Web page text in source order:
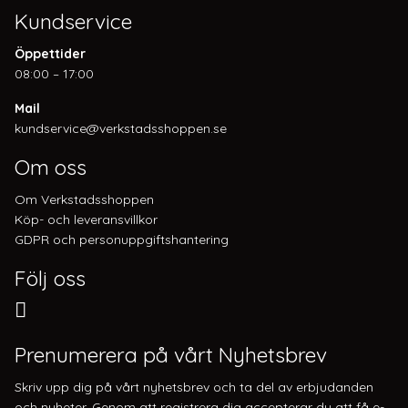
Kundservice
Öppettider
08:00 – 17:00
Mail
kundservice@verkstadsshoppen.se
Om oss
Om Verkstadsshoppen
Köp- och leveransvillkor
GDPR och personuppgiftshantering
Följ oss
Prenumerera på vårt Nyhetsbrev
Skriv upp dig på vårt nyhetsbrev och ta del av erbjudanden